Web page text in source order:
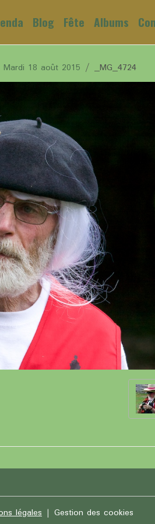
Blog Fête Albums
Mardi 18 août 2015 _MG_4724
légales Gestion des cookies